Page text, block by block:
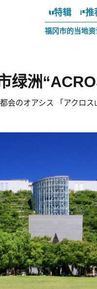
特辑 推
福冈市的当地资
绿洲
都会のオアシス 「アクロス